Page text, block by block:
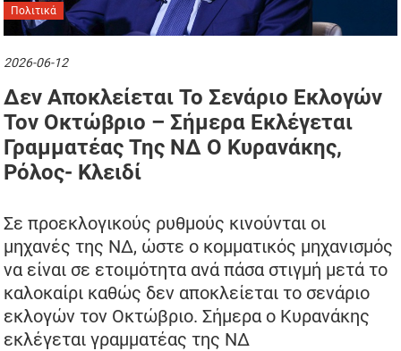
Πολιτικά
2026-06-12
Δεν Αποκλείεται Το Σενάριο Εκλογών
Τον Οκτώβριο – Σήμερα Εκλέγεται
Γραμματέας Της ΝΔ Ο Κυρανάκης,
Ρόλος- Κλειδί
Σε προεκλογικούς ρυθμούς κινούνται οι
μηχανές της ΝΔ, ώστε ο κομματικός μηχανισμός
να είναι σε ετοιμότητα ανά πάσα στιγμή μετά το
καλοκαίρι καθώς δεν αποκλείεται το σενάριο
εκλογών τον Οκτώβριο. Σήμερα ο Κυρανάκης
εκλέγεται γραμματέας της ΝΔ